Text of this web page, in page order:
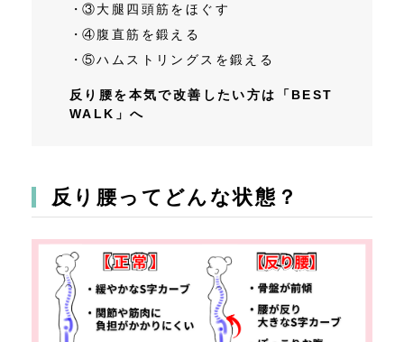
③大腿四頭筋をほぐす
④腹直筋を鍛える
⑤ハムストリングスを鍛える
反り腰を本気で改善したい方は「BEST
WALK」へ
反り腰ってどんな状態？